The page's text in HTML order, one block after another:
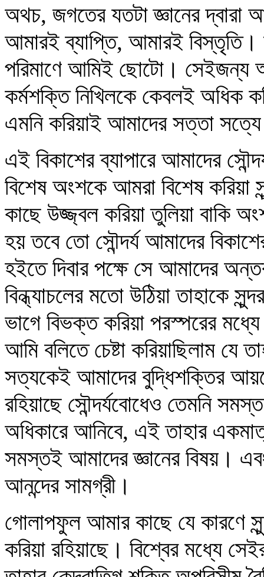
অথচ, জগতের যতটা জ্ঞানের দ্বারা
আমারই ব্যাপ্তি, আমারই
পরিমাণে আমিই ছোটো। সেইজন্য
কর্মশক্তি নিখিলকে কেবলই অধিক
এমনি করিয়াই আমাদের সত্তা
এই বিকাশের ব্যাপারে আমাদের
বিশেষ অংশকে আমরা বিশেষ করিয়া
কাছে উজ্জ্বল করিয়া তুলিয়া বাকি
হয় তবে তো সৌন্দর্য আমাদের
হইতে দিবার পক্ষে সে আমাদের
বিন্ধ্যাচলের মতো উঠিয়া তাহাকে
ভাগে বিভক্ত করিয়া পরস্পরের
আমি বলিতে চেষ্টা করিয়াছিলাম যে
সত্যকেই আমাদের বুদ্ধিশক্তির
রহিয়াছে সৌন্দর্যবোধেও তেমনি
অধিকারে আনিবে, এই তাহার
সমস্তই আমাদের জ্ঞানের বিষয়।
আনন্দের সামগ্রী।
গোলাপফুল আমার কাছে যে কারণে
করিয়া রহিয়াছে। বিশ্বের মধ্যে